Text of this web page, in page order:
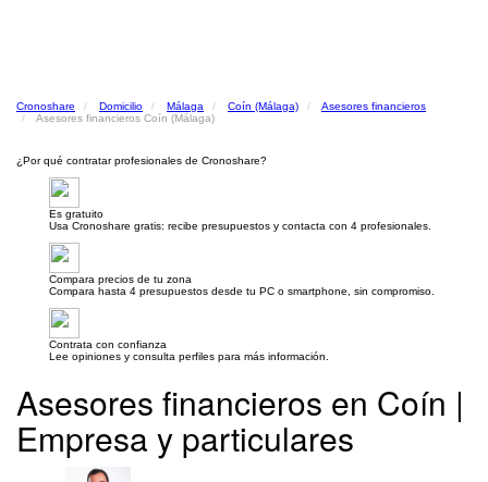
Cronoshare Domicilio Málaga Coín (Málaga)
Asesores financieros
Asesores financieros Coín (Málaga)
¿Por qué contratar profesionales de Cronoshare?
Es gratuito
Usa Cronoshare gratis: recibe presupuestos y contacta con 4 profesionales.
Compara precios de tu zona
Compara hasta 4 presupuestos desde tu PC o smartphone, sin compromiso.
Contrata con confianza
Lee opiniones y consulta perfiles para más información.
Asesores financieros en Coín |
Empresa y particulares